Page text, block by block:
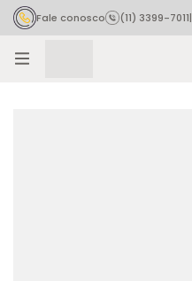
Fale conosco (11) 3399-7011|